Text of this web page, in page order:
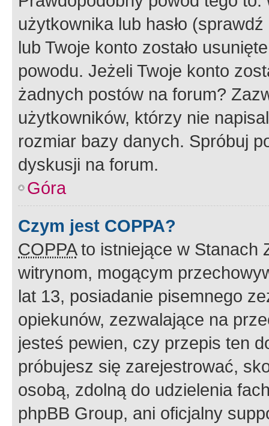
użytkownika lub hasło
lub Twoje konto zostało
powodu. Jeżeli Twoje konto
żadnych postów na forum?
użytkowników, którzy nie
rozmiar bazy danych. Spróbuj
dyskusji na forum.
Góra
Czym jest COPPA?
COPPAto istniejące w Stanach
witrynom, mogącym
lat 13, posiadanie pisemnego
opiekunów, zezwalające na
jesteś pewien, czy przepis ten
próbujesz się zarejestrować,
osobą, zdolną do udzielenia
phpBB Group, ani oficjalny